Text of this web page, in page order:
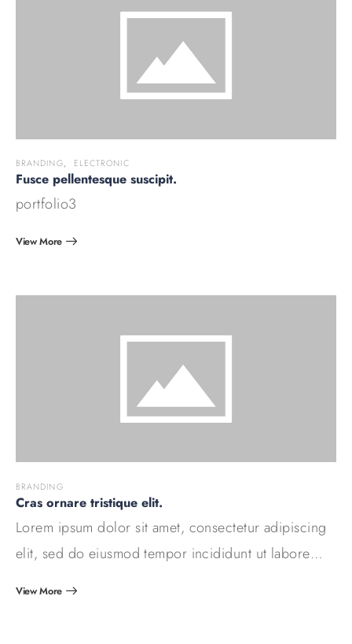
BRANDING, ELECTRONIC
Fusce pellentesque suscipit.
portfolio3
View More
BRANDING
Cras ornare tristique elit.
Lorem ipsum dolor sit amet, consectetur adipiscing
elit, sed do eiusmod tempor incididunt ut labore…
View More